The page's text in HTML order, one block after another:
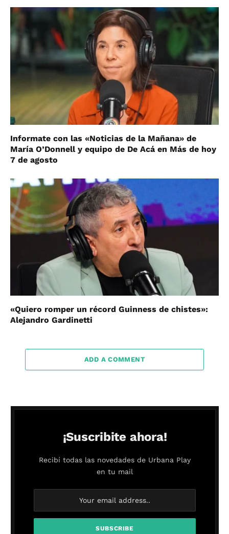
Informate con las «Noticias de la Mañana» de
María O’Donnell y equipo de De Acá en Más de hoy
7 de agosto
«Quiero romper un récord Guinness de chistes»:
Alejandro Gardinetti
ADD A COMMENT
¡Suscribite ahora!
Recibí todas las novedades de Urbana Play
en tu mail